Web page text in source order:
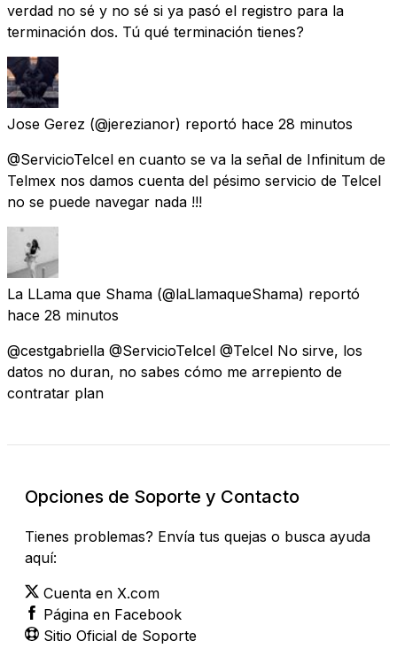
verdad no sé y no sé si ya pasó el registro para la
terminación dos. Tú qué terminación tienes?
Jose Gerez (@jerezianor) reportó hace 28 minutos
@ServicioTelcel en cuanto se va la señal de Infinitum de
Telmex nos damos cuenta del pésimo servicio de Telcel
no se puede navegar nada !!!
La LLama que Shama (@laLlamaqueShama) reportó
hace 28 minutos
@cestgabriella @ServicioTelcel @Telcel No sirve, los
datos no duran, no sabes cómo me arrepiento de
contratar plan
Opciones de Soporte y Contacto
Tienes problemas? Envía tus quejas o busca ayuda
aquí:
Cuenta en X.com
Página en Facebook
Sitio Oficial de Soporte